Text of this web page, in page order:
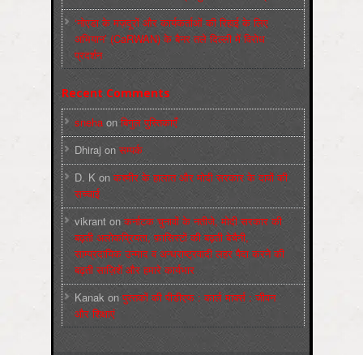
‘नोएडा के मज़दूरों और कार्यकर्ताओं की रिहाई के लिए
अभियान’ (CaRWAN) के बैनर तले दिल्ली में विरोध
प्रदर्शन
Recent Comments
sneha on बिगुल पुस्तिकाएँ
Dhiraj on सम्पर्क
D. K on कश्मीर के हालात और मोदी सरकार के दावों की
सच्चाई
vikrant onकर्नाटक चुनावों के नतीजे, मोदी सरकार की
बढ़ती अलोकप्रियता, फ़ासिस्टों की बढ़ती बेचैनी,
साम्प्रदायिक उन्माद व अन्धराष्ट्रवादी लहर पैदा करने की
बढ़ती साज़िशें और हमारे कार्यभार
Kanak onपुस्‍तकों की पीडीएफ : कार्ल मार्क्‍स : जीवन
और शिक्षाएं